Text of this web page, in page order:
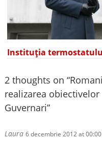
Instituția
2 thoughts on “
realizarea
Guvernari”
Laura 6 decembrie 2012 at 00:00